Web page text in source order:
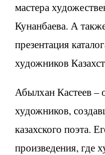
мастера
Кунанбаева. А
презентация
художников
Абылхан Кастеев –
художников,
казахского поэта.
произведения, где